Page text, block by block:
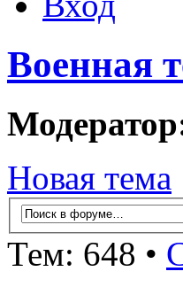
Военная
Новая тема
Тем: 648 •